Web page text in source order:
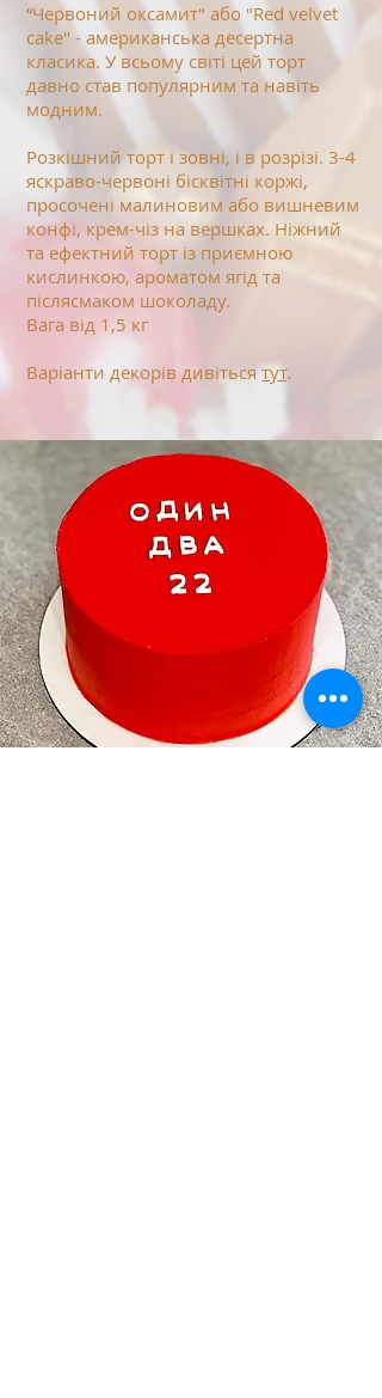
“Червоний оксамит" або "Red velvet
cake" - американська десертна
класика. У всьому світі цей торт
давно став популярним та навіть
модним.
Розкішний торт і зовні, і в розрізі. 3-4
яскраво-червоні бісквітні коржі,
просочені малиновим або вишневим
конфі, крем-чіз на вершках. Ніжний
та ефектний торт із приємною
кислинкою, ароматом ягід та
післясмаком шоколаду.
Вага від 1,5 кг
Варіанти декорів дивітьсятут.